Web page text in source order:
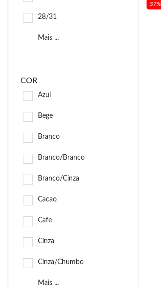
28/31
Mais ...
COR
Azul
Bege
Branco
Branco/Branco
Branco/Cinza
Cacao
Cafe
Cinza
Cinza/Chumbo
Mais ...